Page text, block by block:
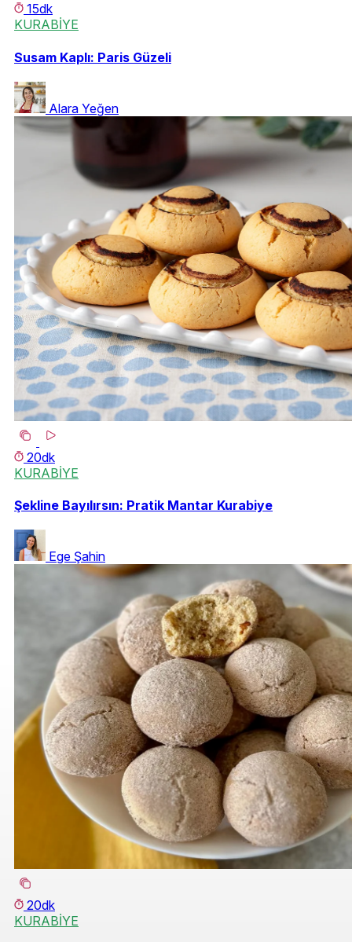
15dk
KURABİYE
Susam Kaplı: Paris Güzeli
Alara Yeğen
20dk
KURABİYE
Şekline Bayılırsın: Pratik Mantar Kurabiye
Ege Şahin
20dk
KURABİYE